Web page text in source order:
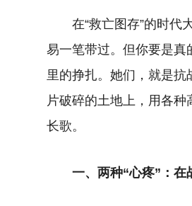
在“救亡图存”的时代
易一笔带过。但你要是真
里的挣扎。她们，就是
片破碎的土地上，用各
长歌。
一、两种“心疼”：在